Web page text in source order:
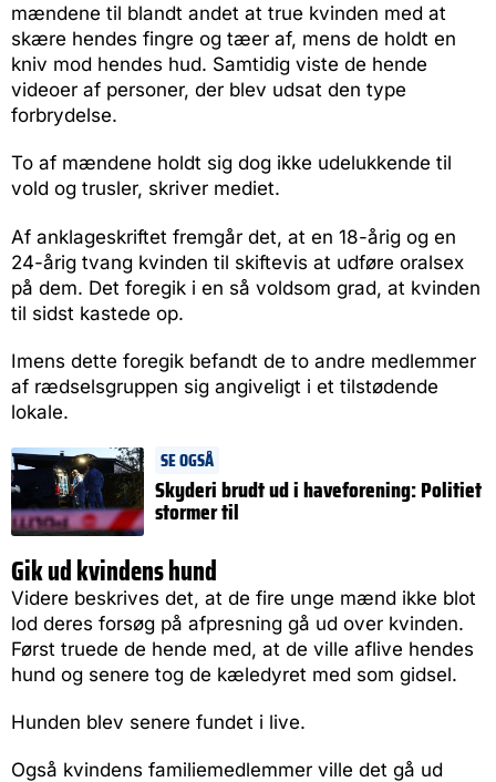
mændene til blandt andet at true kvinden med at
skære hendes fingre og tæer af, mens de holdt en
kniv mod hendes hud. Samtidig viste de hende
videoer af personer, der blev udsat den type
forbrydelse.
To af mændene holdt sig dog ikke udelukkende til
vold og trusler, skriver mediet.
Af anklageskriftet fremgår det, at en 18-årig og en
24-årig tvang kvinden til skiftevis at udføre oralsex
på dem. Det foregik i en så voldsom grad, at kvinden
til sidst kastede op.
Imens dette foregik befandt de to andre medlemmer
af rædselsgruppen sig angiveligt i et tilstødende
lokale.
SE OGSÅ
Skyderi brudt ud i haveforening: Politiet
stormer til
Gik ud kvindens hund
Videre beskrives det, at de fire unge mænd ikke blot
lod deres forsøg på afpresning gå ud over kvinden.
Først truede de hende med, at de ville aflive hendes
hund og senere tog de kæledyret med som gidsel.
Hunden blev senere fundet i live.
Også kvindens familiemedlemmer ville det gå ud